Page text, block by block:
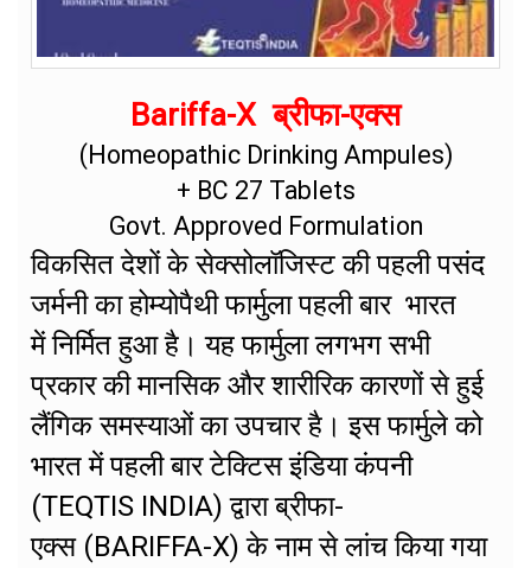
Bariffa-X ब्रीफा-एक्स
(Homeopathic Drinking Ampules)
+ BC 27 Tablets
Govt. Approved Formulation
विकसित देशों के सेक्सोलॉजिस्ट की पहली पसंद
जर्मनी का होम्योपैथी फार्मुला पहली बार भारत
में निर्मित हुआ है। यह फार्मुला लगभग सभी
प्रकार की मानसिक और शारीरिक कारणों से हुई
लैंगिक समस्याओं का उपचार है। इस फार्मुले को
भारत में पहली बार टेक्टिस इंडिया कंपनी
(TEQTIS INDIA) द्वारा ब्रीफा-
एक्स (BARIFFA-X) के नाम से लांच किया गया